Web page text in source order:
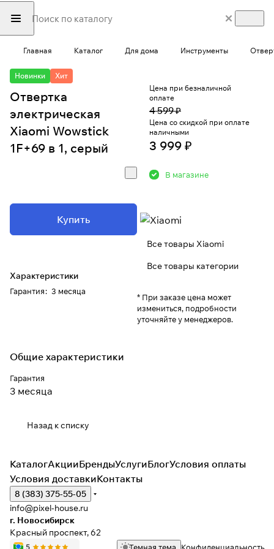
Главная Каталог Для дома Инструменты
Новинки Хит
Отвертка
электрическая
Xiaomi Wowstick
1F+69 в 1, серый
Купить
Характеристики
Гарантия: 3 месяца
Цена при безналичной
оплате
4 599 ₽
Цена со скидкой при оплате
наличными
3 999 ₽
В магазине
Все товары Xiaomi
Все товары категории
* При заказе цена может
измениться, подробности
уточняйте у менеджеров.
Общие характеристики
Гарантия
3 месяца
Назад к списку
КаталогАкцииБрендыУслугиБлогУсловия оплаты
Условия доставкиКонтакты
8 (383) 375-55-05
info@pixel-house.ru
г. Новосибирск
Красный проспект, 62